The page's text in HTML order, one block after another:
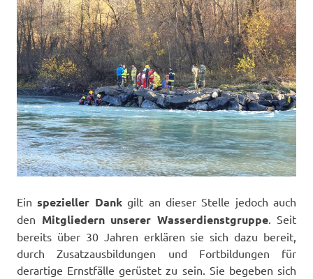
Einspezieller Dankgilt an dieser Stelle jedoch auch
den Mitgliedern unserer Wasserdienstgruppe. Seit
bereits über 30 Jahren erklären sie sich dazu bereit,
durch Zusatzausbildungen und Fortbildungen für
derartige Ernstfälle gerüstet zu sein. Sie begeben sich